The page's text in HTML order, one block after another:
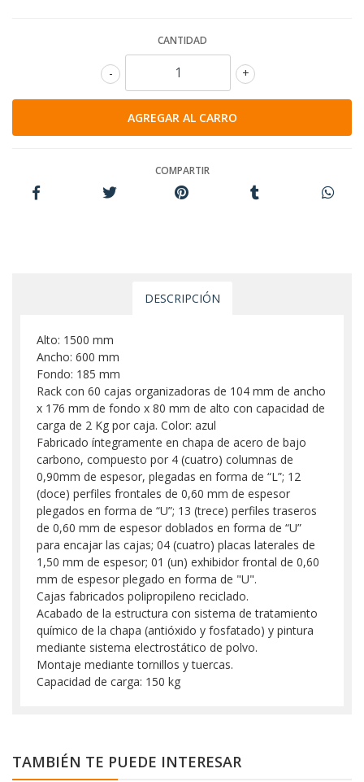
CANTIDAD
+
-
COMPARTIR
DESCRIPCIÓN
Alto: 1500 mm
Ancho: 600 mm
Fondo: 185 mm
Rack con 60 cajas organizadoras de 104 mm de ancho
x 176 mm de fondo x 80 mm de alto con capacidad de
carga de 2 Kg por caja. Color: azul
Fabricado íntegramente en chapa de acero de bajo
carbono, compuesto por 4 (cuatro) columnas de
0,90mm de espesor, plegadas en forma de “L”; 12
(doce) perfiles frontales de 0,60 mm de espesor
plegados en forma de “U”; 13 (trece) perfiles traseros
de 0,60 mm de espesor doblados en forma de “U”
para encajar las cajas; 04 (cuatro) placas laterales de
1,50 mm de espesor; 01 (un) exhibidor frontal de 0,60
mm de espesor plegado en forma de "U".
Cajas fabricados polipropileno reciclado.
Acabado de la estructura con sistema de tratamiento
químico de la chapa (antióxido y fosfatado) y pintura
mediante sistema electrostático de polvo.
Montaje mediante tornillos y tuercas.
Capacidad de carga: 150 kg
TAMBIÉN TE PUEDE INTERESAR